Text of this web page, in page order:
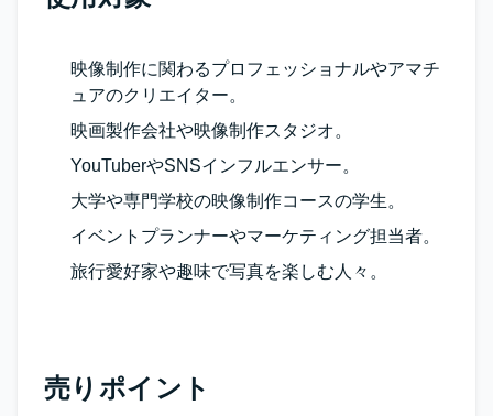
映像制作に関わるプロフェッショナルやアマチ
ュアのクリエイター。
映画製作会社や映像制作スタジオ。
YouTuberやSNSインフルエンサー。
大学や専門学校の映像制作コースの学生。
イベントプランナーやマーケティング担当者。
旅行愛好家や趣味で写真を楽しむ人々。
売りポイント